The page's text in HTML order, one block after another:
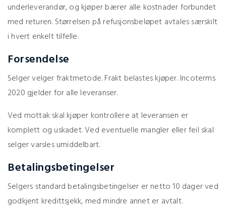
underleverandør, og kjøper bærer alle kostnader forbundet
med returen. Størrelsen på refusjonsbeløpet avtales særskilt
i hvert enkelt tilfelle.
Forsendelse
Selger velger fraktmetode. Frakt belastes kjøper. Incoterms
2020 gjelder for alle leveranser.
Ved mottak skal kjøper kontrollere at leveransen er
komplett og uskadet. Ved eventuelle mangler eller feil skal
selger varsles umiddelbart.
Betalingsbetingelser
Selgers standard betalingsbetingelser er netto 10 dager ved
godkjent kredittsjekk, med mindre annet er avtalt.